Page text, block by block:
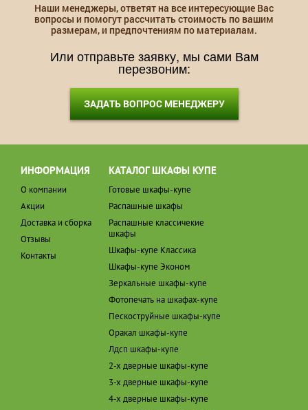
Наши менеджеры, ответят на все интересующие Вас
вопросы и помогут рассчитать стоимость по вашим
размерам, и предпочтениям по материалам.
Или отправьте заявку, мы сами Вам
перезвоним:
ЗАДАТЬ ВОПРОС МЕНЕДЖЕРУ
ИНФОРМАЦИЯ
О компании
Акции
Доставка и сборка
Отзывы
Контакты
КАТАЛОГ ШКАФЫ КУПЕ
Готовые шкафы-купе
Распашные шкафы
Распашные классичекие
шкафы
Шкафы-купе Классика
Шкафы-купе Эконом
Зеркальные шкафы-купе
Фотопечать на шкафах-купе
Пескоструйные шкафы-купе
Оракал шкафы-купе
Лдсп шкафы-купе
2-х дверные шкафы-купе
3-х дверные шкафы-купе
4-х дверные шкафы-купе